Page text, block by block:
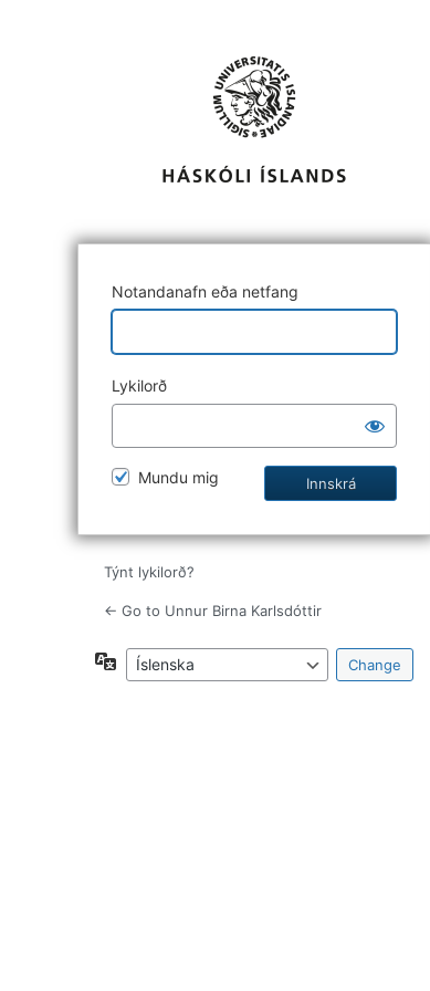
Notandanafn eða netfang
Lykilorð
Mundu mig
Týnt lykilorð?
← Go to Unnur Birna Karlsdóttir
Tungumál